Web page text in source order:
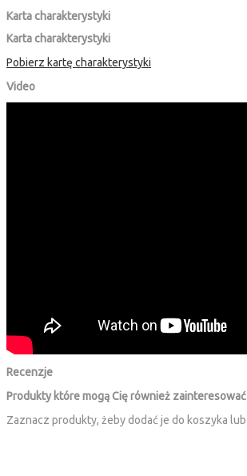
Karta charakterystyki
Karta charakterystyki
Pobierz kartę charakterystyki
Video
Recenzje
Produkty które mogą Cię również zainteresować
Zaznacz produkty, żeby dodać je do koszyka lub